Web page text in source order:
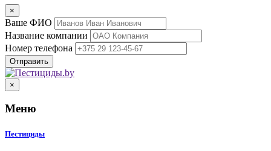
×
Ваше ФИО
Название компании
Номер телефона
×
Меню
Пестициды